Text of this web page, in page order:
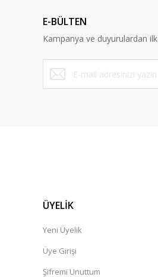
Ürün bilgilerinde hatalar
Ürün fiyatı diğer
Bu ürüne benzer farklı
E-BÜLTEN
Kampanya ve duyurulardan
ÜYELİK
Yeni Üyelik
Üye Girişi
Şifremi Unuttum